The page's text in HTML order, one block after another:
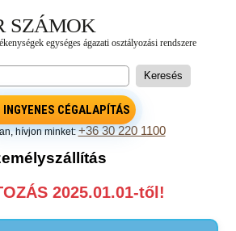
INGYENES CÉGALAPÍTÁS
hívjon minket: +36 30 220 1100
2025.01.01-től!